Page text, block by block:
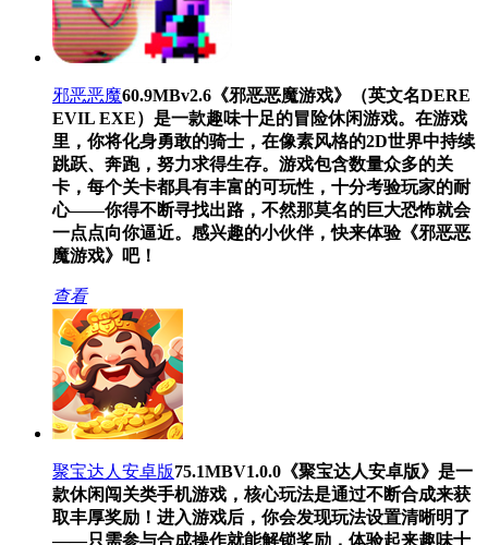
邪恶恶魔60.9MBv2.6 《邪恶恶魔游戏》（英文名DERE
EVIL EXE）是一款趣味十足的冒险休闲游戏。在游戏
里，你将化身勇敢的骑士，在像素风格的2D世界中持续
跳跃、奔跑，努力求得生存。游戏包含数量众多的关
卡，每个关卡都具有丰富的可玩性，十分考验玩家的耐
心——你得不断寻找出路，不然那莫名的巨大恐怖就会
一点点向你逼近。感兴趣的小伙伴，快来体验《邪恶恶
魔游戏》吧！
查看
聚宝达人安卓版75.1MBV1.0.0 《聚宝达人安卓版》是一
款休闲闯关类手机游戏，核心玩法是通过不断合成来获
取丰厚奖励！进入游戏后，你会发现玩法设置清晰明了
——只需参与合成操作就能解锁奖励，体验起来趣味十